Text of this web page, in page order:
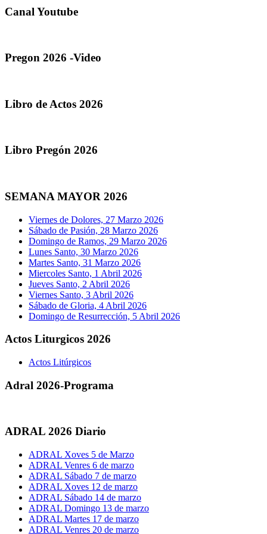
Canal Youtube
Pregon 2026 -Video
Libro de Actos 2026
Libro Pregón 2026
SEMANA MAYOR 2026
Viernes de Dolores, 27 Marzo 2026
Sábado de Pasión, 28 Marzo 2026
Domingo de Ramos, 29 Marzo 2026
Lunes Santo, 30 Marzo 2026
Martes Santo, 31 Marzo 2026
Miercoles Santo, 1 Abril 2026
Jueves Santo, 2 Abril 2026
Viernes Santo, 3 Abril 2026
Sábado de Gloria, 4 Abril 2026
Domingo de Resurrección, 5 Abril 2026
Actos Liturgicos 2026
Actos Litúrgicos
Adral 2026-Programa
ADRAL 2026 Diario
ADRAL Xoves 5 de Marzo
ADRAL Venres 6 de marzo
ADRAL Sábado 7 de marzo
ADRAL Xoves 12 de marzo
ADRAL Sábado 14 de marzo
ADRAL Domingo 13 de marzo
ADRAL Martes 17 de marzo
ADRAL Venres 20 de marzo